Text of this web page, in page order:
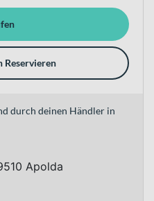
Reservieren
durch deinen Händler in
Apolda